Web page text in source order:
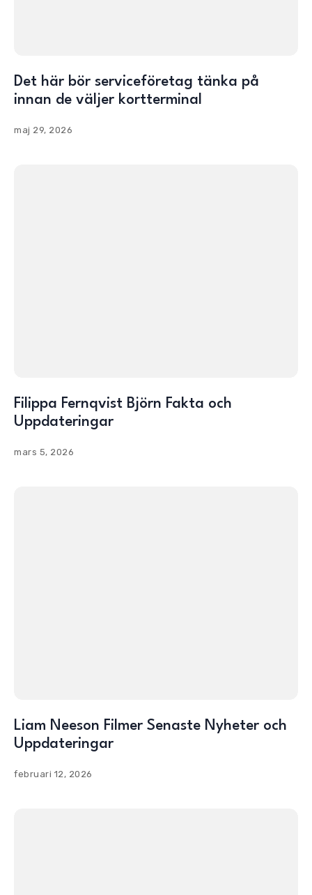
Det här bör serviceföretag tänka på
innan de väljer kortterminal
maj 29, 2026
Filippa Fernqvist Björn Fakta och
Uppdateringar
mars 5, 2026
Liam Neeson Filmer Senaste Nyheter och
Uppdateringar
februari 12, 2026